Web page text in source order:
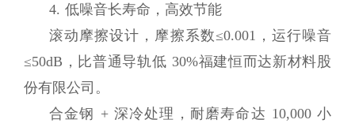
4. 低噪音长寿命，高效节能
滚动摩擦设计，摩擦系数≤0.001，运行噪音
≤50dB，比普通导轨低 30%福建恒而达新材料股
份有限公司。
合金钢 + 深冷处理，耐磨寿命达 10,000 小